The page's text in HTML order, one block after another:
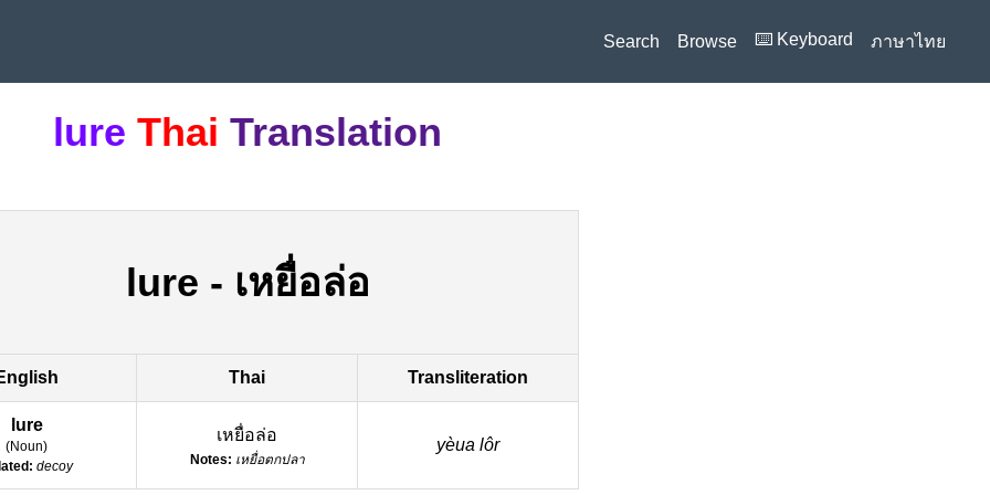
Search Browse ⌨️ Keyboard ภาษาไทย
lure Thai Translation
lure - เหยื่อล่อ
Thai Transliteration
lure
(Noun)
decoy
เหยื่อล่อ
Notes: เหยื่อตกปลา
yèua lôr